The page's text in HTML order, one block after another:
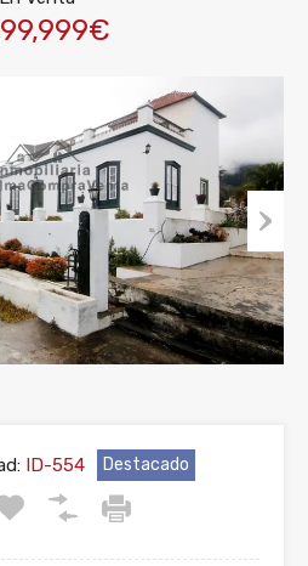
Next
ID-554 Destacado